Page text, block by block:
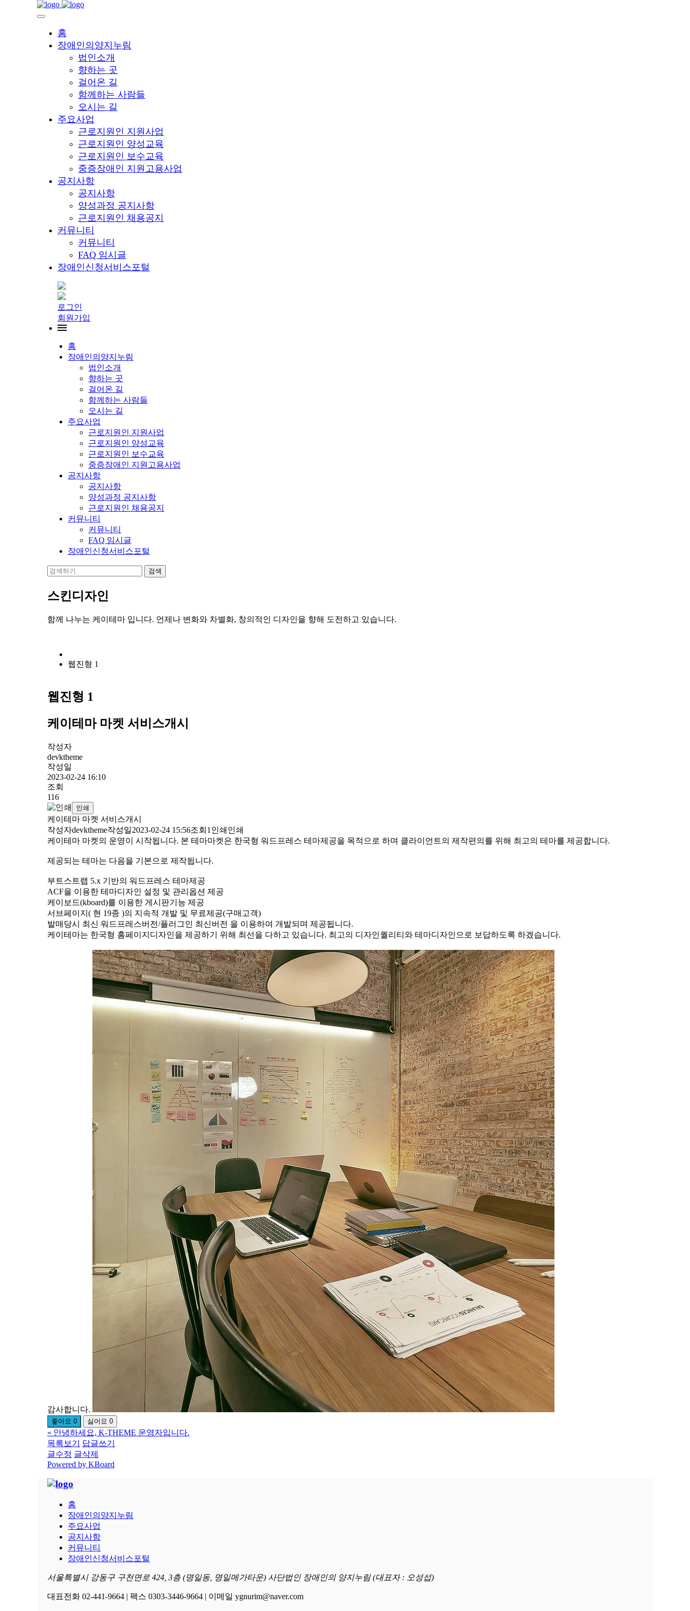
홈
장애인의양지누림
법인소개
향하는 곳
걸어온 길
함께하는 사람들
오시는 길
주요사업
근로지원인 지원사업
근로지원인 양성교육
근로지원인 보수교육
중증장애인 지원고용사업
공지사항
공지사항
양성과정 공지사항
근로지원인 채용공지
커뮤니티
커뮤니티
FAQ 임시글
장애인신청서비스포털
로그인
회원가입
홈
장애인의양지누림
법인소개
향하는 곳
걸어온 길
함께하는 사람들
오시는 길
주요사업
근로지원인 지원사업
근로지원인 양성교육
근로지원인 보수교육
중증장애인 지원고용사업
공지사항
공지사항
양성과정 공지사항
근로지원인 채용공지
커뮤니티
커뮤니티
FAQ 임시글
장애인신청서비스포털
스킨디자인
함께 나누는 케이테마 입니다. 언제나 변화와 차별화, 창의적인 디자인을 향해 도전하고 있습니다.
웹진형 1
웹진형 1
케이테마 마켓 서비스개시
작성자
devktheme
작성일
2023-02-24 16:10
조회
116
인쇄
케이테마 마켓 서비스개시
작성자devktheme작성일2023-02-24 15:56조회1인쇄인쇄
케이테마 마켓의 운영이 시작됩니다. 본 테마마켓은 한국형 워드프레스 테마제공을 목적으로 하며 클라이언트의 제작편의를 위해 최고의 테마를 제공합니다.
제공되는 테마는 다음을 기본으로 제작됩니다.
부트스트랩 5.x 기반의 워드프레스 테마제공
ACF을 이용한 테마디자인 설정 및 관리옵션 제공
케이보드(kboard)를 이용한 게시판기능 제공
서브페이지( 현 19종 )의 지속적 개발 및 무료제공(구매고객)
발매당시 최신 워드프레스버전/플러그인 최신버전 을 이용하여 개발되며 제공됩니다.
케이테마는 한국형 홈페이지디자인을 제공하기 위해 최선을 다하고 있습니다. 최고의 디자인퀄리티와 테마디자인으로 보답하도록 하겠습니다.
감사합니다.
좋아요 0 싫어요 0
« 안녕하세요, K-THEME 운영자입니다.
목록보기
답글쓰기
글수정 글삭제
Powered by KBoard
홈
장애인의양지누림
주요사업
공지사항
커뮤니티
장애인신청서비스포털
서울특별시 강동구 구천면로 424, 3층 (명일동, 명일메가타운) 사단법인 장애인의 양지누림 (대표자 : 오성섭)
대표전화 02-441-9664 | 팩스 0303-3446-9664 | 이메일 ygnurim@naver.com